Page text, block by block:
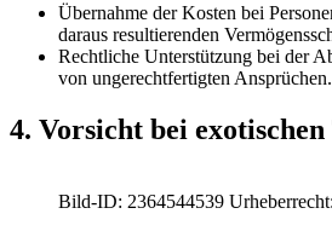
Übernahme der Kosten bei
daraus resultierenden
Rechtliche Unterstützung bei der
von ungerechtfertigten Ansprüchen.
4. Vorsicht bei
Bild-ID: 2364544539